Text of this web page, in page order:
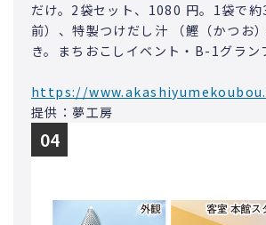
だけ。2袋セット、1080 円。1袋で
前）、特製つけだし汁 （鰹（かつお
き。まちおこしイベント・B-1グラン
https://
提供：夢工房
04